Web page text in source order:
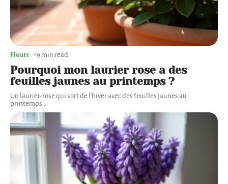
Pourquoi mon laurier rose a des
feuilles jaunes au printemps ?
Un laurier-rose qui sort de l'hiver avec des feuilles jaunes au
printemps
Fleurs 9 min read